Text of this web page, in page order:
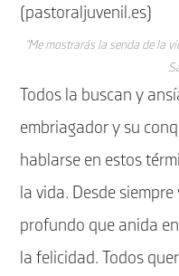
(pastoraljuvenil.es)
“Me mostrarás la senda de la
Todos la buscan y
embriagador y su
hablarse en estos
la vida. Desde
profundo que anida
la felicidad. Todos